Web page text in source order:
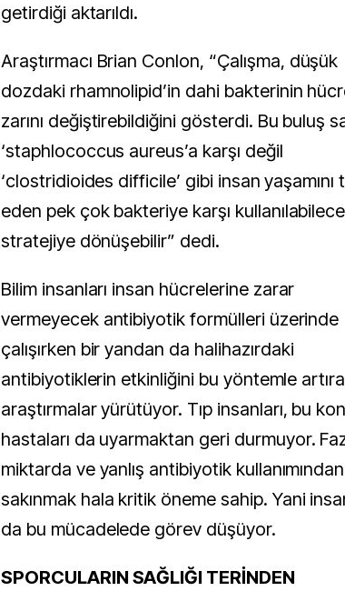
getirdiği aktarıldı.
Araştırmacı Brian Conlon, “Çalışma, düşük
dozdaki rhamnolipid’in dahi bakterinin
zarını değiştirebildiğini gösterdi. Bu buluş
‘staphlococcus aureus’a karşı değil
‘clostridioides difficile’ gibi insan yaşamını
eden pek çok bakteriye karşı
stratejiye dönüşebilir” dedi.
Bilim insanları insan hücrelerine zarar
vermeyecek antibiyotik formülleri üzerinde
çalışırken bir yandan da halihazırdaki
antibiyotiklerin etkinliğini bu yöntemle
araştırmalar yürütüyor. Tıp insanları, bu
hastaları da uyarmaktan geri durmuyor.
miktarda ve yanlış antibiyotik kullanımından
sakınmak hala kritik öneme sahip. Yani
da bu mücadelede görev düşüyor.
SPORCULARIN SAĞLIĞI TERİNDEN